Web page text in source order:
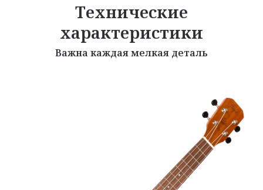
Технические
характеристики
Важна каждая мелкая деталь